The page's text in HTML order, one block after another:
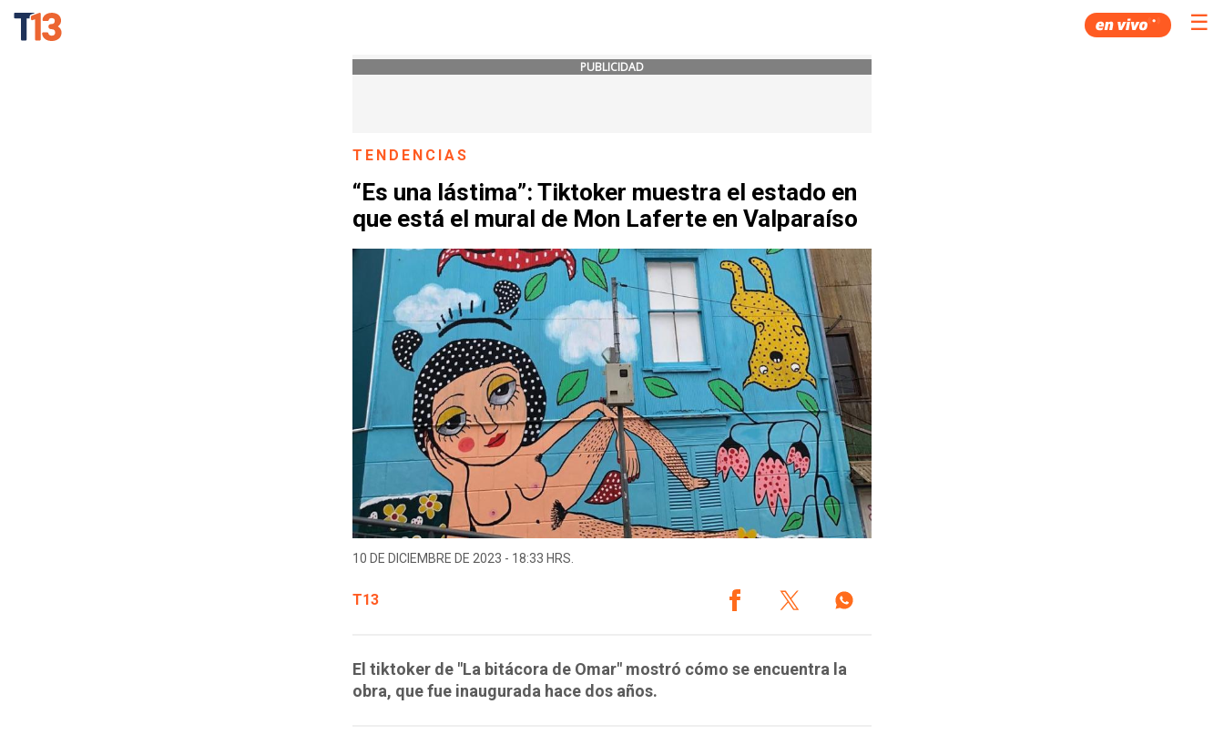
☰
PUBLICIDAD
TENDENCIAS
“Es una lástima”: Tiktoker muestra el estado en
que está el mural de Mon Laferte en Valparaíso
10 DE DICIEMBRE DE 2023 - 18:33 HRS.
T13
El tiktoker de "La bitácora de Omar" mostró cómo se encuentra la
obra, que fue inaugurada hace dos años.